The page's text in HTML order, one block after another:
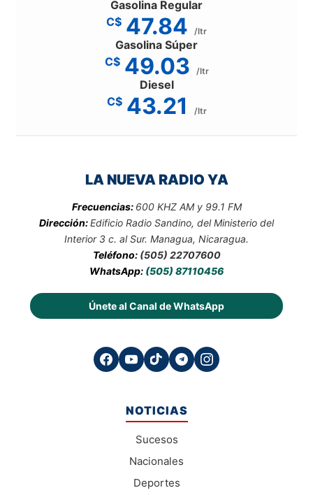
Gasolina Regular
C$ 47.84 /ltr
Gasolina Súper
C$ 49.03 /ltr
Diesel
C$ 43.21 /ltr
LA NUEVA RADIO YA
Frecuencias: 600 KHZ AM y 99.1 FM
Dirección:Edificio Radio Sandino, del Ministerio del
Interior 3 c. al Sur. Managua, Nicaragua.
Teléfono: (505) 22707600
WhatsApp: (505) 87110456
Únete al Canal de WhatsApp
NOTICIAS
Sucesos
Nacionales
Deportes